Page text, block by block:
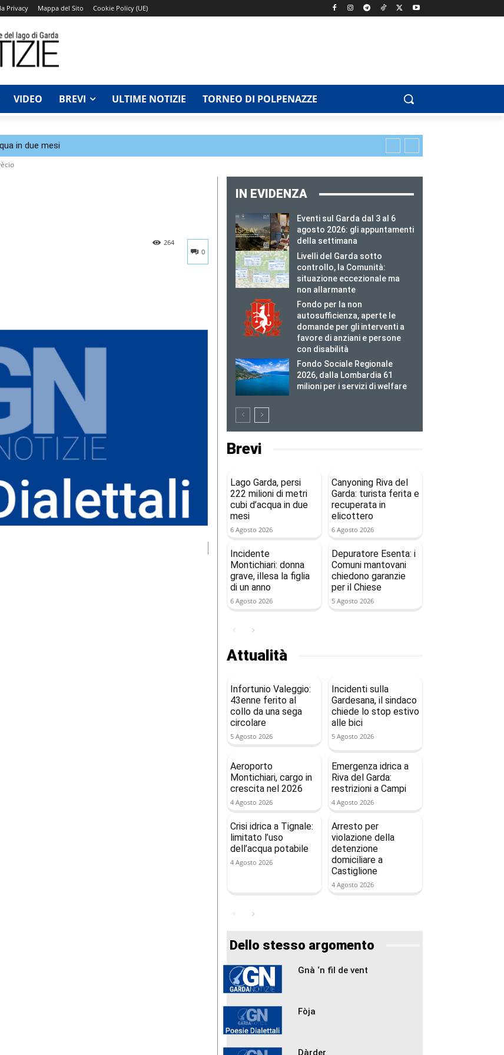
Privacy Mappa del Sito Cookie Policy (UE)
VIDEO BREVI ULTIME NOTIZIE TORNEO DI POLPENAZZE
in due mesi
0
264
IN EVIDENZA
Eventi sul Garda dal 3 al 6
agosto 2026: gli appuntamenti
della settimana
Livelli del Garda sotto
controllo, la Comunità:
situazione eccezionale ma
non allarmante
Fondo per la non
autosufficienza, aperte le
domande per gli interventi a
favore di anziani e persone
con disabilità
Fondo Sociale Regionale
2026, dalla Lombardia 61
milioni per i servizi di welfare
Brevi
Lago Garda, persi
222 milioni di metri
cubi d’acqua in due
mesi
6 Agosto 2026
Canyoning Riva del
Garda: turista ferita e
recuperata in
elicottero
6 Agosto 2026
Incidente
Montichiari: donna
grave, illesa la figlia
di un anno
6 Agosto 2026
Depuratore Esenta: i
Comuni mantovani
chiedono garanzie
per il Chiese
5 Agosto 2026
Attualità
Infortunio Valeggio:
43enne ferito al
collo da una sega
circolare
5 Agosto 2026
Incidenti sulla
Gardesana, il sindaco
chiede lo stop estivo
alle bici
5 Agosto 2026
Aeroporto
Montichiari, cargo in
crescita nel 2026
4 Agosto 2026
Emergenza idrica a
Riva del Garda:
restrizioni a Campi
4 Agosto 2026
Crisi idrica a Tignale:
limitato l’uso
dell’acqua potabile
4 Agosto 2026
Arresto per
violazione della
detenzione
domiciliare a
Castiglione
4 Agosto 2026
Dello stesso argomento
Gnà ‘n fil de vent
Fòja
Dàrder